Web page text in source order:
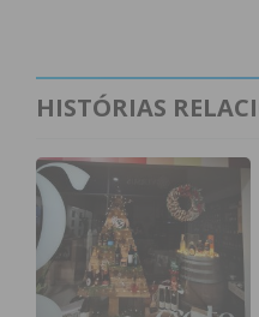
HISTÓRIAS